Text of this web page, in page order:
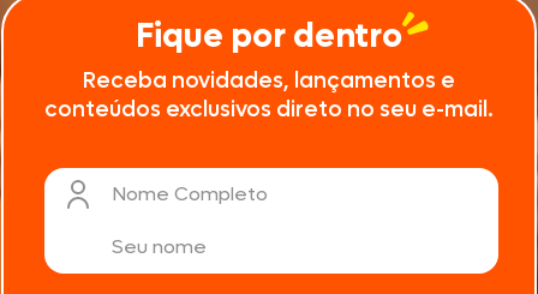
Fique por dentro
Receba novidades, lançamentos e
conteúdos exclusivos direto no seu e-mail.
Nome Completo